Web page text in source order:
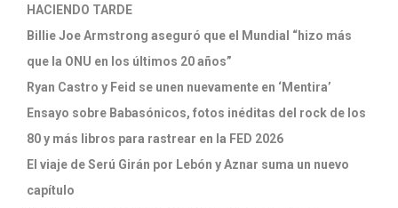
HACIENDO TARDE
Billie Joe Armstrong aseguró que el Mundial “hizo más
que la ONU en los últimos 20 años”
Ryan Castro y Feid se unen nuevamente en ‘Mentira’
Ensayo sobre Babasónicos, fotos inéditas del rock de los
80 y más libros para rastrear en la FED 2026
El viaje de Serú Girán por Lebón y Aznar suma un nuevo
capítulo